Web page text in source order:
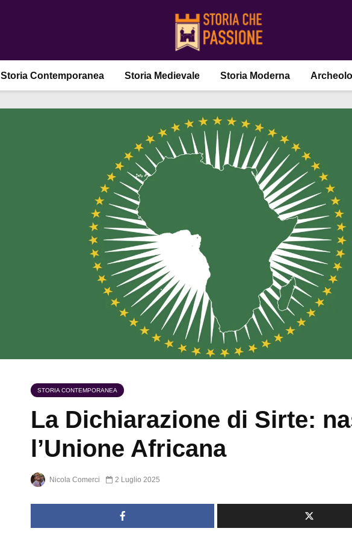
Storia Contemporanea Storia Medievale Storia Moderna
STORIA CONTEMPORANEA
La Dichiarazione di Sirte:
l’Unione Africana
Nicola Comerci 2 Luglio 2025